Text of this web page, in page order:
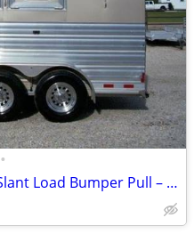
•
2015 CM Renegade 3 Horse Slant Load Bumper Pull – Like New, All Alumin